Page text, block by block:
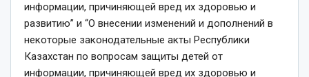
информации, причиняющей вред их здоровью и
развитию” и “О внесении изменений и дополнений в
некоторые законодательные акты Республики
Казахстан по вопросам защиты детей от
информации, причиняющей вред их здоровью и